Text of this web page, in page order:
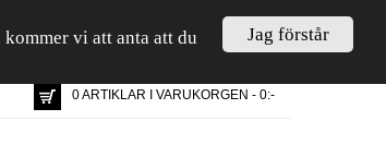
Jag förstår
vi att anta att du
0 ARTIKLAR I VARUKORGEN - 0:-